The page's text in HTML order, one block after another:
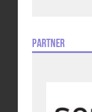
Partner